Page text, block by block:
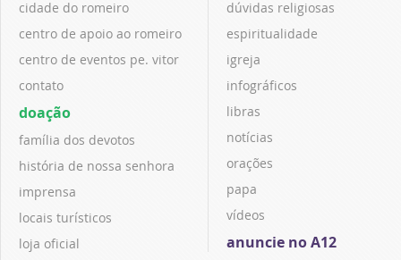
cidade do romeiro
centro de apoio ao romeiro
centro de eventos pe. vitor
contato
doação
família dos devotos
história de nossa senhora
imprensa
locais turísticos
loja oficial
dúvidas religiosas
espiritualidade
igreja
infográficos
libras
notícias
orações
papa
vídeos
anuncie no A12